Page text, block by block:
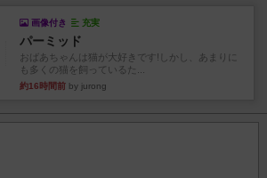
画像付き 充実
パーミッド
おばあちゃんは猫が大好きです!しかし、あまりに
も多くの猫を飼っているた...
約16時間前 by jurong